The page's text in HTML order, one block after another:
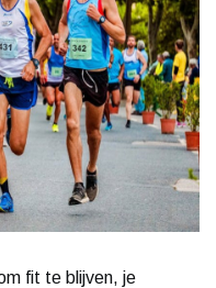
fit te blijven, je